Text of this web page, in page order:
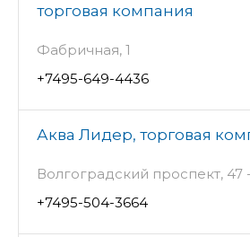
торговая компания
Фабричная, 1
+7495-649-4436
Аква Лидер, торговая
Волгоградский проспект, 47
+7495-504-3664